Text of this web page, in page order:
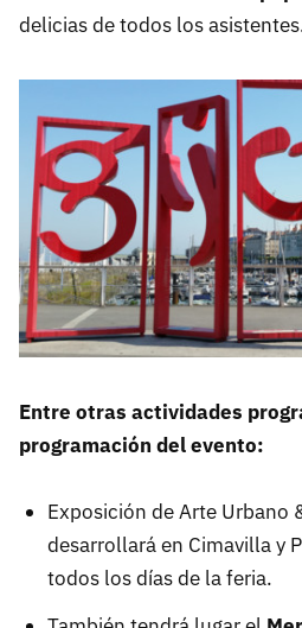
delicias de todos los
Entre otras actividades
programación del evento:
Exposición de Arte Urbano
desarrollará en Cimavilla y
todos los días de la feria.